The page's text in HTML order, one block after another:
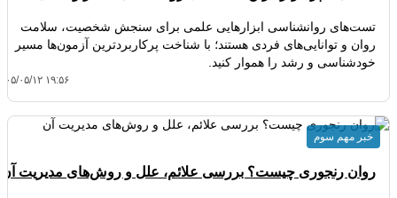
تست‌های روانشناسی ابزارهایی علمی برای سنجش شخصیت، سلامت
روان و توانایی‌های فردی هستند؛ با شناخت پرکاربردترین آزمون‌ها مسیر
خودشناسی و رشد را هموار کنید.
۱۴۰۵/۰۵/۱۲
روان رنجوری چیست؟ بررسی علائم، علل و روش‌های مدیریت آن
خبر مهم سوم